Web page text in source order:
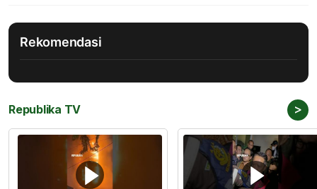
Rekomendasi
Republika TV >